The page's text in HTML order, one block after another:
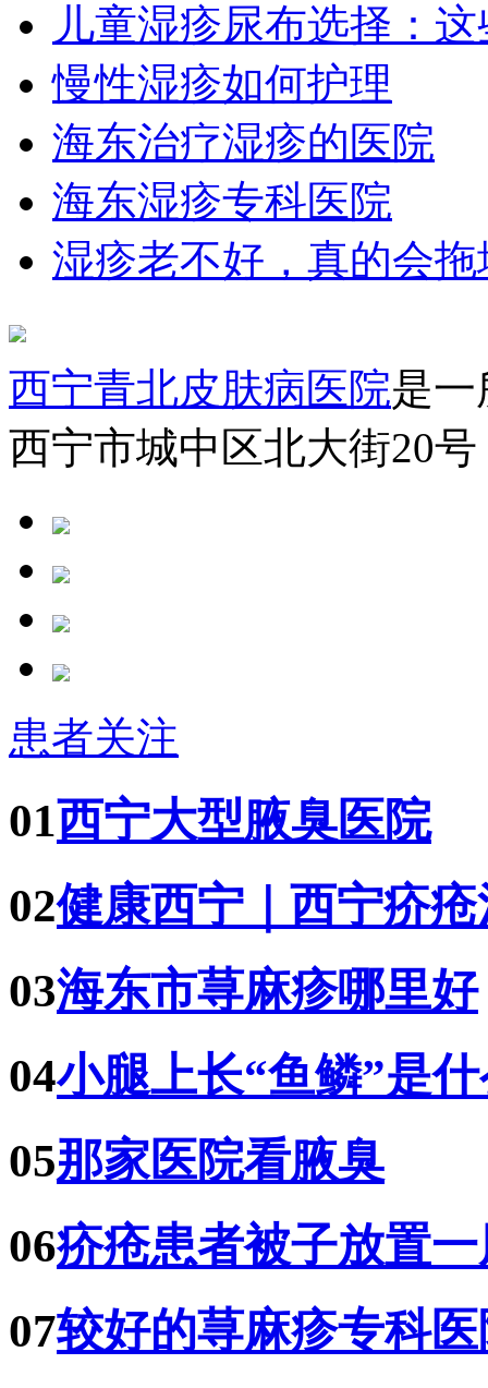
儿童湿疹尿布选择：
慢性湿疹如何护理
海东治疗湿疹的医院
海东湿疹专科医院
湿疹老不好，真的会
西宁青北皮肤病医院是
西宁市城中区北大街20
患者关注
01西宁大型腋臭医院
02健康西宁｜西宁疥
03海东市荨麻疹哪里好
04小腿上长“鱼鳞”是
05那家医院看腋臭
06疥疮患者被子放置
07较好的荨麻疹专科